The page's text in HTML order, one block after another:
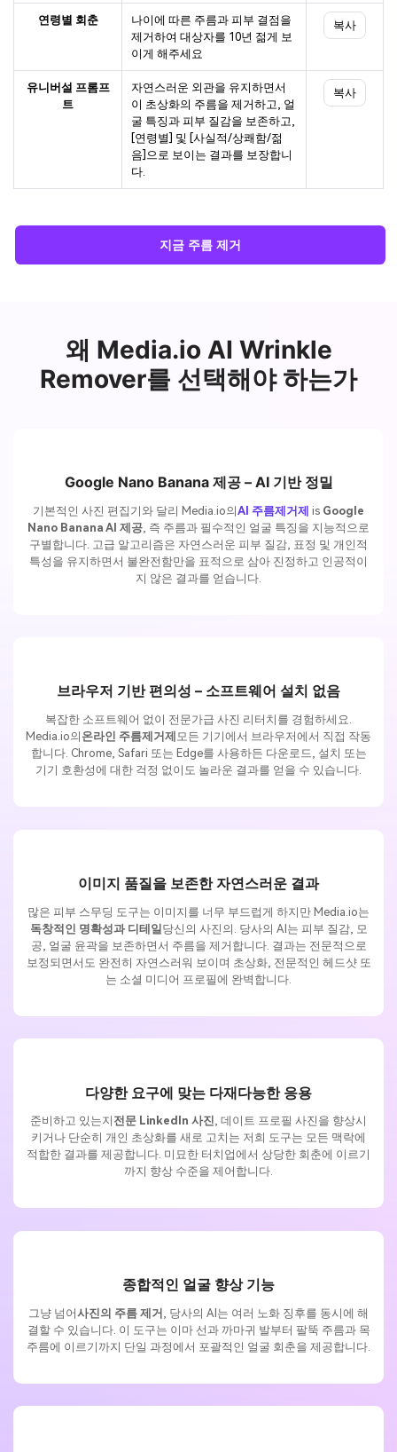
연령별 회춘
나이에 따른 주름과 피부 결점을
제거하여 대상자를 10년 젊게 보
이게 해주세요
복사
유니버설 프롬프
트
자연스러운 외관을 유지하면서
이 초상화의 주름을 제거하고, 얼
굴 특징과 피부 질감을 보존하고,
[연령별] 및 [사실적/상쾌함/젊
음]으로 보이는 결과를 보장합니
다.
복사
지금 주름 제거
왜 Media.io AI Wrinkle
Remover를 선택해야 하는가
Google Nano Banana 제공 – AI 기반 정밀
기본적인 사진 편집기와 달리 Media.io의AI 주름제거제 is Google
Nano Banana AI 제공 , 즉 주름과 필수적인 얼굴 특징을 지능적으로
구별합니다. 고급 알고리즘은 자연스러운 피부 질감, 표정 및 개인적
특성을 유지하면서 불완전함만을 표적으로 삼아 진정하고 인공적이
지 않은 결과를 얻습니다.
브라우저 기반 편의성 – 소프트웨어 설치 없음
복잡한 소프트웨어 없이 전문가급 사진 리터치를 경험하세요.
Media.io의 온라인 주름제거제 모든 기기에서 브라우저에서 직접 작동
합니다. Chrome, Safari 또는 Edge를 사용하든 다운로드, 설치 또는
기기 호환성에 대한 걱정 없이도 놀라운 결과를 얻을 수 있습니다.
이미지 품질을 보존한 자연스러운 결과
많은 피부 스무딩 도구는 이미지를 너무 부드럽게 하지만 Media.io는
독창적인 명확성과 디테일 당신의 사진의. 당사의 AI는 피부 질감, 모
공, 얼굴 윤곽을 보존하면서 주름을 제거합니다. 결과는 전문적으로
보정되면서도 완전히 자연스러워 보이며 초상화, 전문적인 헤드샷 또
는 소셜 미디어 프로필에 완벽합니다.
다양한 요구에 맞는 다재다능한 응용
준비하고 있는지 전문 LinkedIn 사진, 데이트 프로필 사진을 향상시
키거나 단순히 개인 초상화를 새로 고치는 저희 도구는 모든 맥락에
적합한 결과를 제공합니다. 미묘한 터치업에서 상당한 회춘에 이르기
까지 향상 수준을 제어합니다.
종합적인 얼굴 향상 기능
그냥 넘어사진의 주름 제거
, 당사의 AI는 여러 노화 징후를 동시에 해
결할 수 있습니다. 이 도구는 이마 선과 까마귀 발부터 팔뚝 주름과 목
주름에 이르기까지 단일 과정에서 포괄적인 얼굴 회춘을 제공합니다.